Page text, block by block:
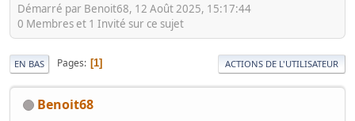
Démarré par Benoit68, 12 Août 2025, 15:17:44
0 Membres et 1 Invité sur ce sujet
EN BAS Pages 1 ACTIONS DE L'UTILISATEUR
Benoit68